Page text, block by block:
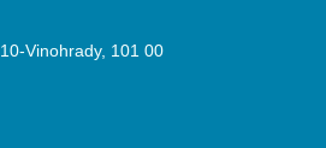
Vinohrady, 101 00